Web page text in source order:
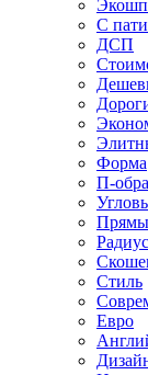
С
ДСП
Форма
П-
Стиль
Евро